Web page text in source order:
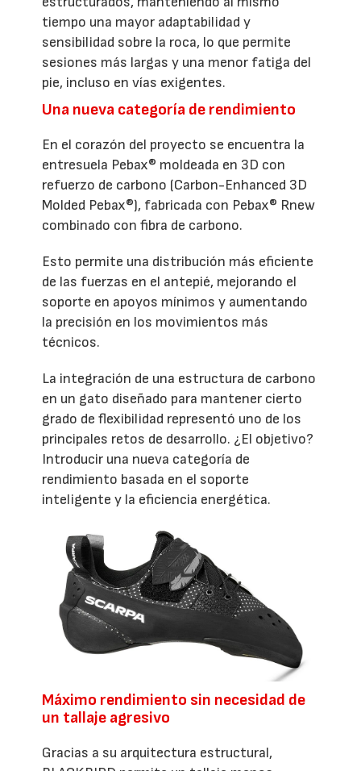
tiempo una mayor adaptabilidad y
sensibilidad sobre la roca, lo que permite
sesiones más largas y una menor fatiga del
pie, incluso en vías exigentes.
Una nueva categoría de rendimiento
En el corazón del proyecto se encuentra la
entresuela Pebax® moldeada en 3D con
refuerzo de carbono (Carbon-Enhanced 3D
Molded Pebax®), fabricada con Pebax® Rnew
combinado con fibra de carbono.
Esto permite una distribución más eficiente
de las fuerzas en el antepié, mejorando el
soporte en apoyos mínimos y aumentando
la precisión en los movimientos más
técnicos.
La integración de una estructura de carbono
en un gato diseñado para mantener cierto
grado de flexibilidad representó uno de los
principales retos de desarrollo. ¿El objetivo?
Introducir una nueva categoría de
rendimiento basada en el soporte
inteligente y la eficiencia energética.
Máximo rendimiento sin necesidad de
un tallaje agresivo
Gracias a su arquitectura estructural,